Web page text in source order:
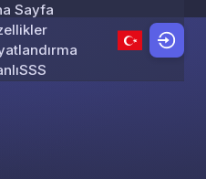
Skip to content
Sayfa
SSS